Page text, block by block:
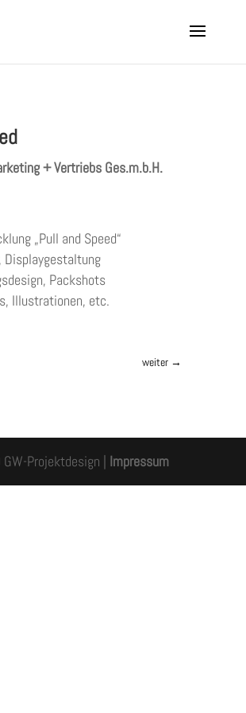
+ Vertriebs Ges.m.b.H.
„Pull and Speed“
Displaygestaltung
Packshots
Illustrationen, etc.
weiter →
Projektdesign | Impressum